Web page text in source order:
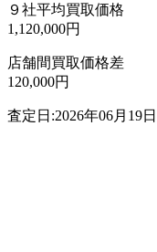
９社平均買取価格
1,120,000円
店舗間買取価格差
120,000円
査定日:2026年06月19日